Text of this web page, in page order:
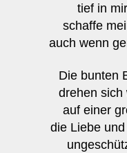
tief in
schaffe
auch wenn
Die bunten
drehen sich
auf einer
die Liebe